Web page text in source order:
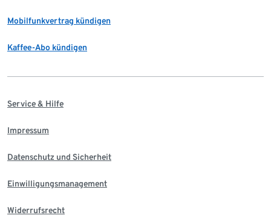
Mobilfunkvertrag kündigen
Kaffee-Abo kündigen
Service & Hilfe
Impressum
Datenschutz und Sicherheit
Einwilligungsmanagement
Widerrufsrecht